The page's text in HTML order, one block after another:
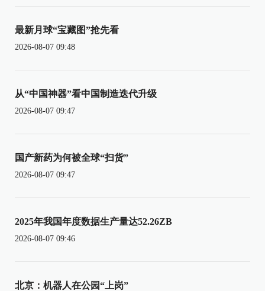
最新月球“宝藏图”抢先看
2026-08-07 09:48
从“中国神器”看中国制造迭代升级
2026-08-07 09:47
国产新药为何被全球“扫货”
2026-08-07 09:47
2025年我国年度数据生产量达52.26ZB
2026-08-07 09:46
北京：机器人在公园“上岗”